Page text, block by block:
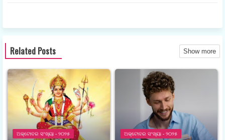
Related Posts Show more
ଅକ୍ଟୋବର ସଂଖ୍ୟା - ୨୦୨୫ ଅକ୍ଟୋବର ସଂଖ୍ୟା - ୨୦୨୫